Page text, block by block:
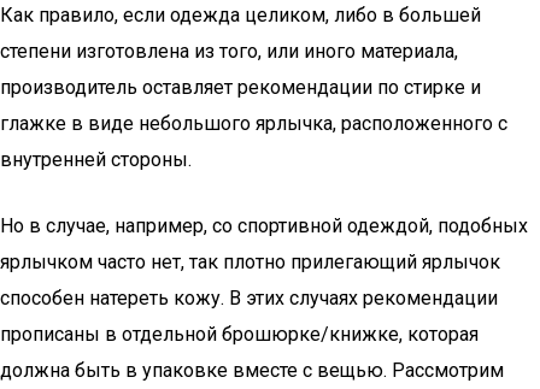
Как правило, если одежда целиком, либо в большей
степени изготовлена из того, или иного материала,
производитель оставляет рекомендации по стирке и
глажке в виде небольшого ярлычка, расположенного с
внутренней стороны.
Но в случае, например, со спортивной одеждой, подобных
ярлычком часто нет, так плотно прилегающий ярлычок
способен натереть кожу. В этих случаях рекомендации
прописаны в отдельной брошюрке/книжке, которая
должна быть в упаковке вместе с вещью. Рассмотрим